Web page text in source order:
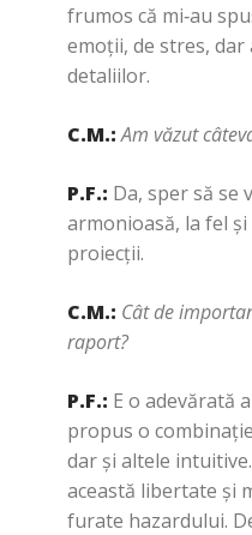
frumos că mi‑au
emoţii, de stres, dar
detaliilor.
C.M.:Am văzut
P.F.: Da, sper să se
armonioasă, la fel
proiecţii.
C.M.: Cât de
raport?
P.F.: E o adevărată
propus o
dar şi altele
această libertate şi
furate hazardului.